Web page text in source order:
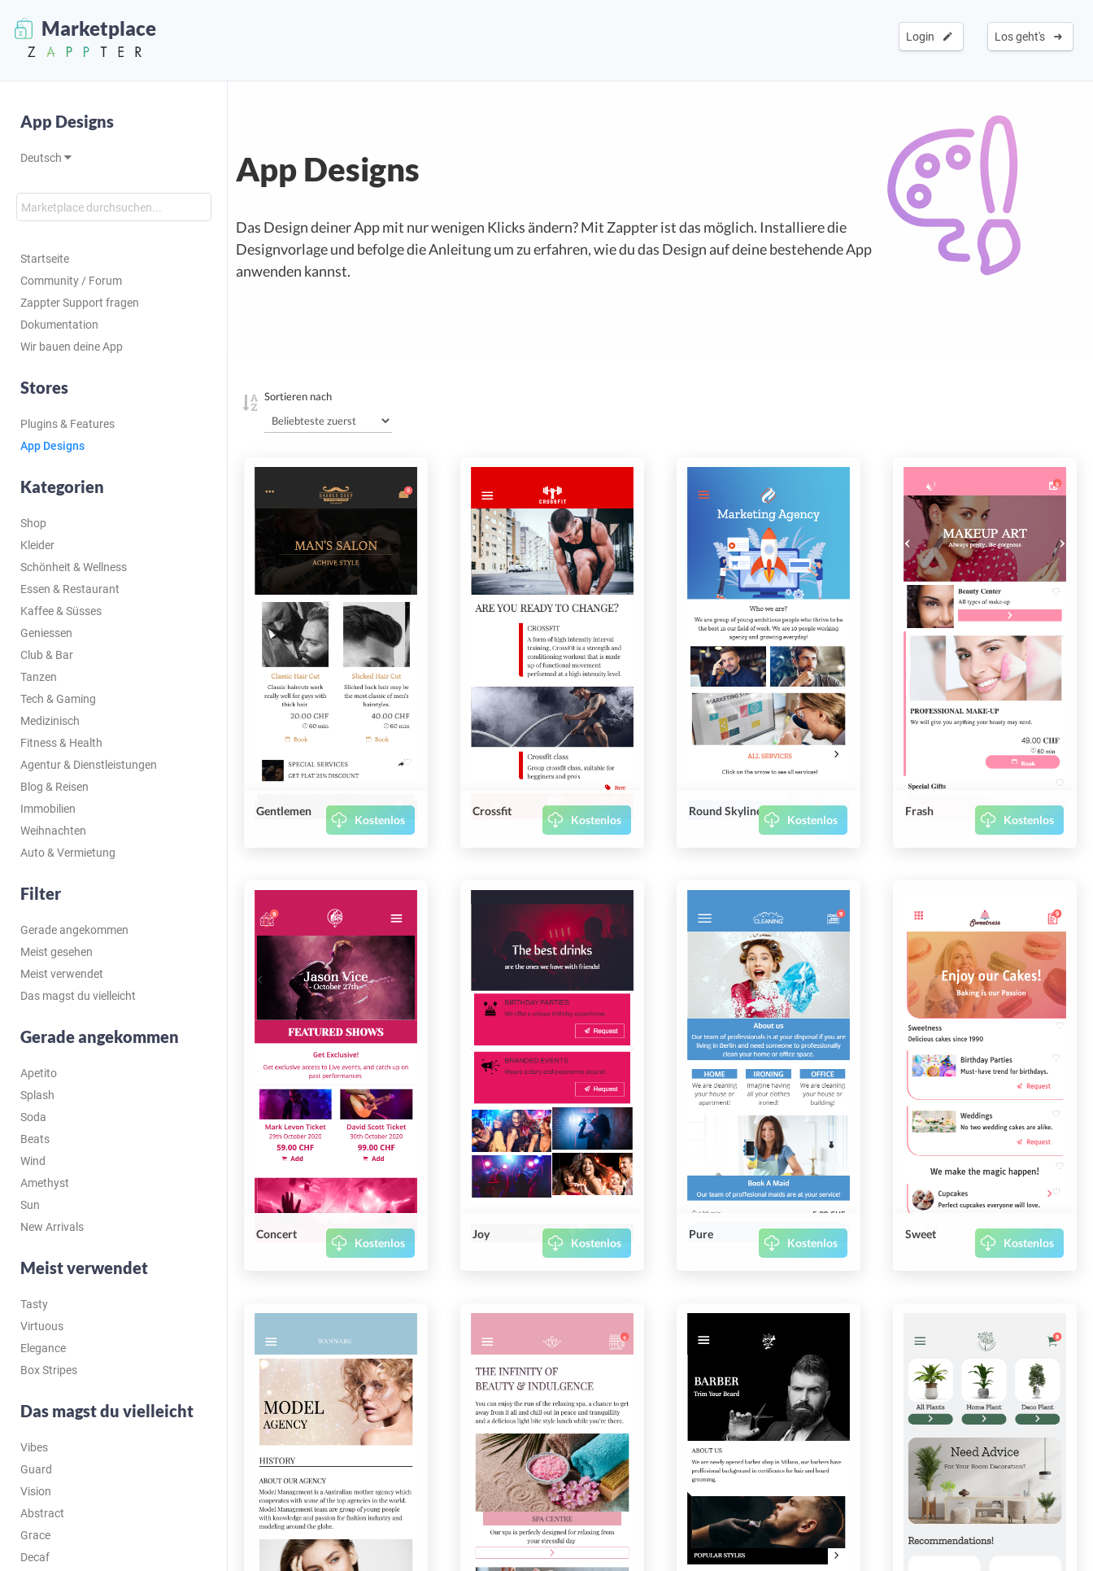
Marketplace Los geht's
Login
App Designs
Deutsch
Startseite
Community / Forum
Zappter Support fragen
Dokumentation
Wir bauen deine App
Stores
Plugins & Features
App Designs
Kategorien
Shop
Kleider
Schönheit & Wellness
Essen & Restaurant
Kaffee & Süsses
Geniessen
Club & Bar
Tanzen
Tech & Gaming
Medizinisch
Fitness & Health
Agentur & Dienstleistungen
Blog & Reisen
Immobilien
Weihnachten
Auto & Vermietung
Filter
Gerade angekommen
Meist gesehen
Meist verwendet
Das magst du vielleicht
Gerade angekommen
Apetito
Splash
Soda
Beats
Wind
Amethyst
Sun
New Arrivals
Meist verwendet
Tasty
Virtuous
Elegance
Box Stripes
Das magst du vielleicht
Vibes
Guard
Vision
Abstract
Grace
Decaf
App Designs
Das Design deiner App mit nur wenigen Klicks ändern? Mit Zappter ist das möglich. Installiere die
Designvorlage und befolge die Anleitung um zu erfahren, wie du das Design auf deine bestehende App
anwenden kannst.
Sortieren nach
Gentlemen
Kostenlos
Crossfit
Kostenlos
Round Skyline
Kostenlos
Frash
Kostenlos
Concert
Kostenlos
Joy
Kostenlos
Pure
Kostenlos
Sweet
Kostenlos